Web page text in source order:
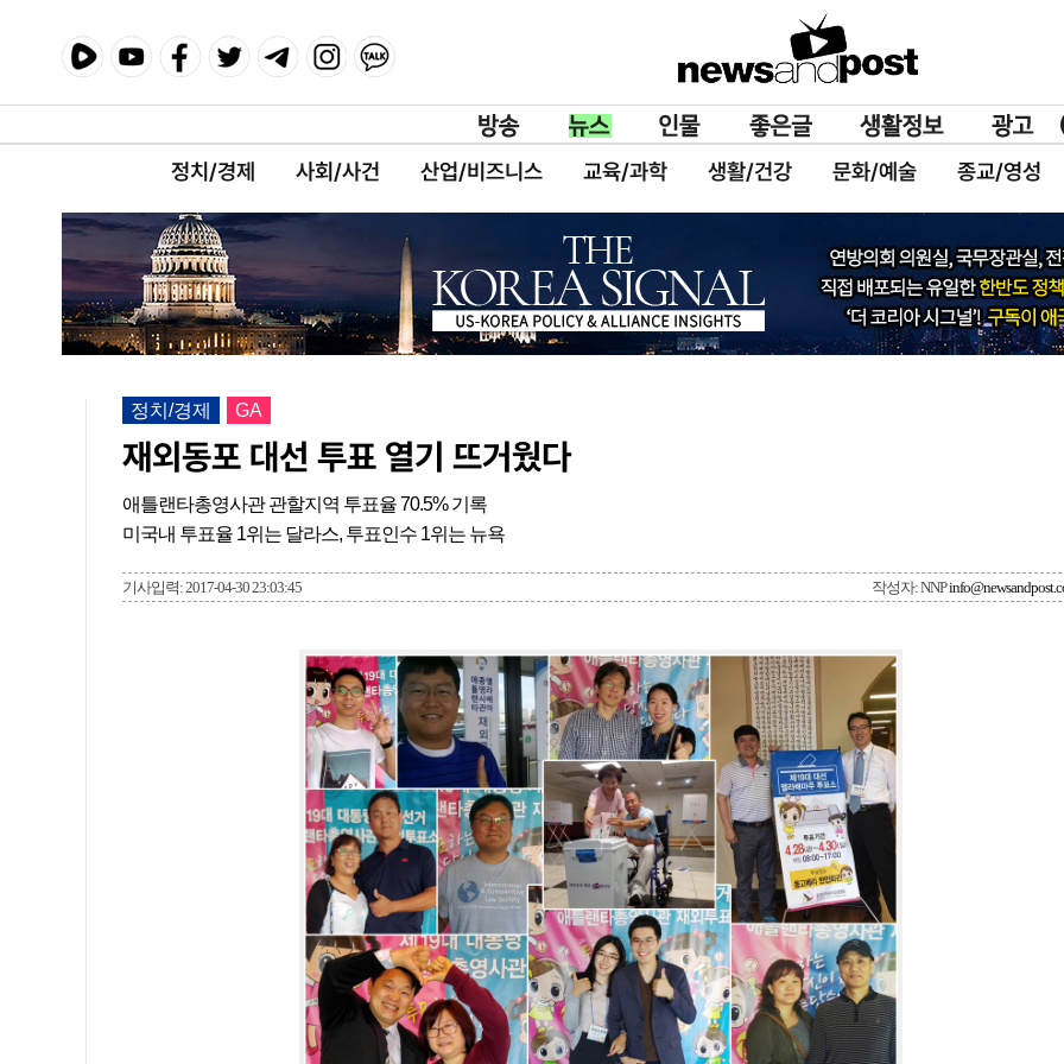
정치/경제 사회/사건 산업/비즈니스 교육/과학 생활/건강 문화/예술 종교/영성
정치/경제 GA
재외동포 대선 투표 열기 뜨거웠다
애틀랜타총영사관 관할지역 투표율 70.5% 기록
미국내 투표율 1위는 달라스, 투표인수 1위는 뉴욕
기사입력: 2017-04-30 23:03:45 작성자: NNP